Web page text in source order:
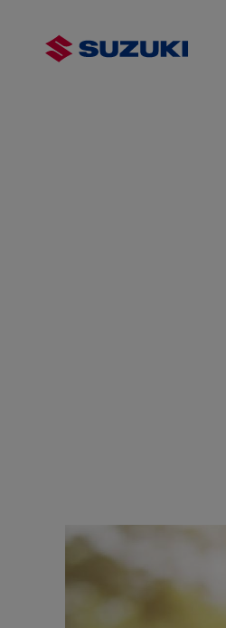
principal